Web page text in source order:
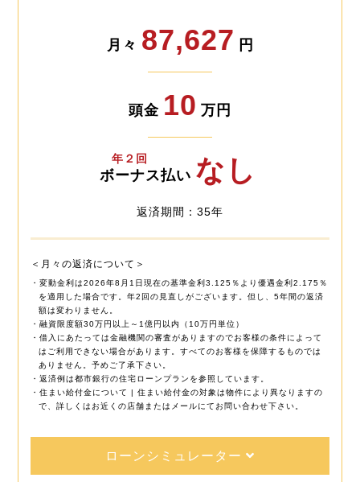
月々 87,627 円
頭金 10 万円
年２回
ボーナス払い なし
返済期間：35年
＜月々の返済について＞
・変動金利は2026年8月1日現在の基準金利3.125％より優遇金利2.175％
を適用した場合です。年2回の見直しがございます。但し、5年間の返済
額は変わりません。
・融資限度額30万円以上～1億円以内（10万円単位）
・借入にあたっては金融機関の審査がありますのでお客様の条件によって
はご利用できない場合があります。すべてのお客様を保障するものでは
ありません。予めご了承下さい。
・返済例は都市銀行の住宅ローンプランを参照しています。
・住まい給付金について | 住まい給付金の対象は物件により異なりますの
で、詳しくはお近くの店舗またはメールにてお問い合わせ下さい。
ローンシミュレーター